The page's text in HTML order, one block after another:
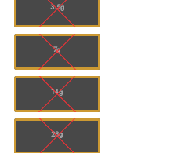
3.5g
7g
14g
28g